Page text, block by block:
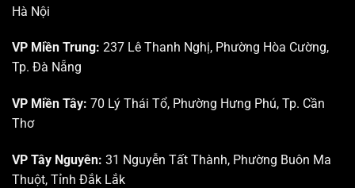
Hà Nội
VP Miền Trung: 237 Lê Thanh Nghị, Phường Hòa Cường,
Tp. Đà Nẵng
VP Miền Tây: 70 Lý Thái Tổ, Phường Hưng Phú, Tp. Cần
Thơ
VP Tây Nguyên: 31 Nguyễn Tất Thành, Phường Buôn Ma
Thuột, Tỉnh Đắk Lắk